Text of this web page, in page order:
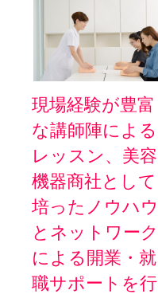
現場経験が豊富
な講師陣による
レッスン、美容
機器商社として
培ったノウハウ
とネットワーク
による開業・就
職サポートを行